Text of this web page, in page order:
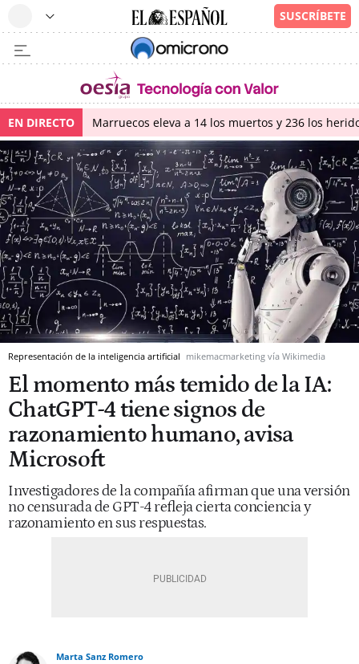
EN DIRECTO Marruecos eleva a 14 los muertos y 236 los
Representación de la inteligencia artificial mikemacmarketing vía Wikimedia
El momento más temido de la IA:
ChatGPT-4 tiene signos de
razonamiento humano, avisa
Microsoft
Investigadores de la compañía afirman que una versión
no censurada de GPT-4 refleja cierta conciencia y
razonamiento en sus respuestas.
Marta Sanz Romero